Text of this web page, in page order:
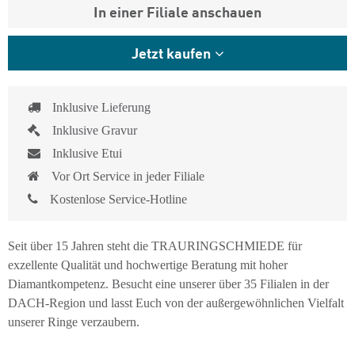
In einer Filiale anschauen
Jetzt kaufen
Inklusive Lieferung
Inklusive Gravur
Inklusive Etui
Vor Ort Service in jeder Filiale
Kostenlose Service-Hotline
Seit über 15 Jahren steht die TRAURINGSCHMIEDE für
exzellente Qualität und hochwertige Beratung mit hoher
Diamantkompetenz. Besucht eine unserer über 35 Filialen in der
DACH-Region und lasst Euch von der außergewöhnlichen Vielfalt
unserer Ringe verzaubern.